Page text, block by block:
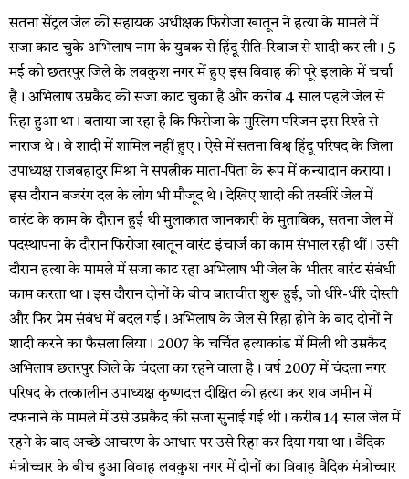
सतना सेंट्रल जेल की सहायक अधीक्षक फिरोजा खातून ने हत्या के मामले में
सजा काट चुके अभिलाष नाम के युवक से हिंदू रीति-रिवाज से शादी कर ली। 5
मई को छतरपुर जिले के लवकुश नगर में हुए इस विवाह की पूरे इलाके में चर्चा
है। अभिलाष उम्रकैद की सजा काट चुका है और करीब 4 साल पहले जेल से
रिहा हुआ था। बताया जा रहा है कि फिरोजा के मुस्लिम परिजन इस रिश्ते से
नाराज थे। वे शादी में शामिल नहीं हुए। ऐसे में सतना विश्व हिंदू परिषद के जिला
उपाध्यक्ष राजबहादुर मिश्रा ने सपत्नीक माता-पिता के रूप में कन्यादान कराया।
इस दौरान बजरंग दल के लोग भी मौजूद थे। देखिए शादी की तस्वीरें जेल में
वारंट के काम के दौरान हुई थी मुलाकात जानकारी के मुताबिक, सतना जेल में
पदस्थापना के दौरान फिरोजा खातून वारंट इंचार्ज का काम संभाल रही थीं। उसी
दौरान हत्या के मामले में सजा काट रहा अभिलाष भी जेल के भीतर वारंट संबंधी
काम करता था। इस दौरान दोनों के बीच बातचीत शुरू हुई, जो धीरे-धीरे दोस्ती
और फिर प्रेम संबंध में बदल गई। अभिलाष के जेल से रिहा होने के बाद दोनों ने
शादी करने का फैसला लिया। 2007 के चर्चित हत्याकांड में मिली थी उम्रकैद
अभिलाष छतरपुर जिले के चंदला का रहने वाला है। वर्ष 2007 में चंदला नगर
परिषद के तत्कालीन उपाध्यक्ष कृष्णदत्त दीक्षित की हत्या कर शव जमीन में
दफनाने के मामले में उसे उम्रकैद की सजा सुनाई गई थी। करीब 14 साल जेल में
रहने के बाद अच्छे आचरण के आधार पर उसे रिहा कर दिया गया था। वैदिक
मंत्रोच्चार के बीच हुआ विवाह लवकुश नगर में दोनों का विवाह वैदिक मंत्रोच्चार